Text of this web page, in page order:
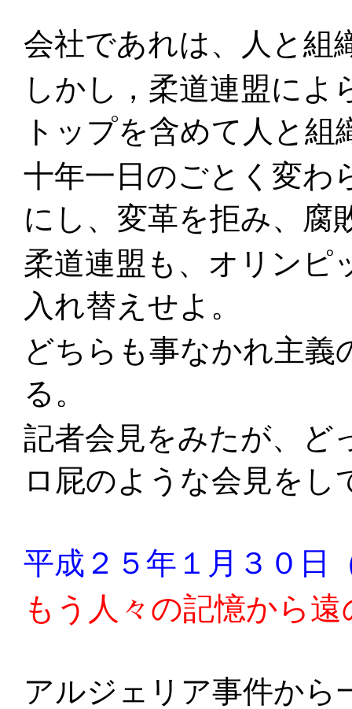
会社であれは、人と組
しかし，柔道連盟に
トップを含めて人と組
十年一日のごとく変わ
にし、変革を拒み、腐
柔道連盟も、オリンピ
入れ替えせよ。
どちらも事なかれ主
る。
記者会見をみたが、ど
ロ屁のような会見をし
平成２５年１月３０日
もう人々の記憶から
アルジェリア事件から